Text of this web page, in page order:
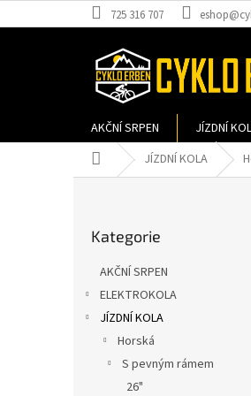
na
725 316 707
AKČNÍ SRPEN JÍZDNÍ
Domů JÍZDNÍ KOLA
kategorie
Kategorie
AKČNÍ SRPEN
ELEKTROKOLA
JÍZDNÍ KOLA
Horská
S pevným rámem
26"